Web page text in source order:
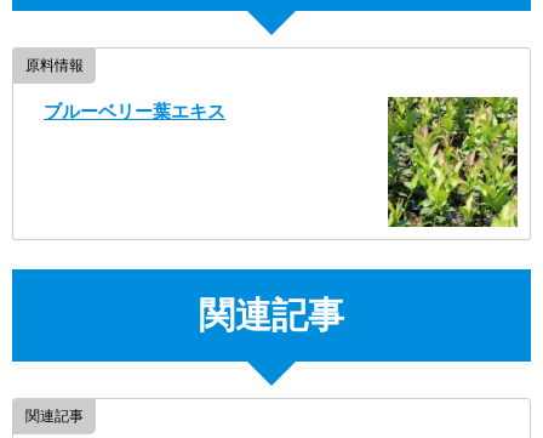
原料情報
ブルーベリー葉エキス
関連記事
関連記事